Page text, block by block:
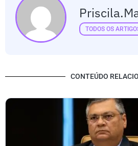
TODOS OS
CONTEÚDO